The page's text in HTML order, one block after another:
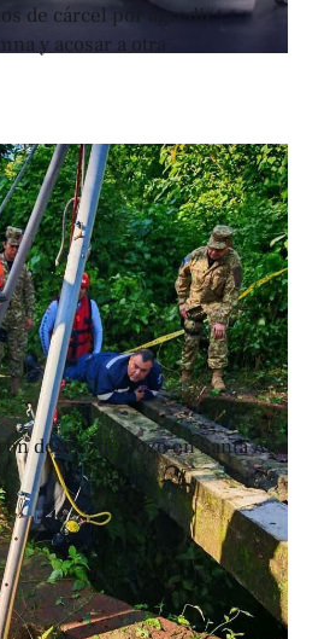
de cárcel por agredir
y acosar a otra
dentro de pozo en Santa Ana